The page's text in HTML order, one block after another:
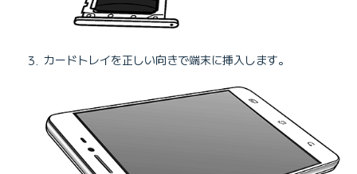
カードトレイを正しい向きで端末に挿入します。